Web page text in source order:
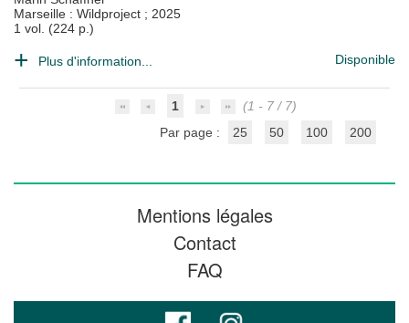
Marseille : Wildproject ; 2025
1 vol. (224 p.)
Plus d'information... Disponible
1
(1 - 7 / 7)
Par page :
25 50 100 200
Mentions légales
Contact
FAQ